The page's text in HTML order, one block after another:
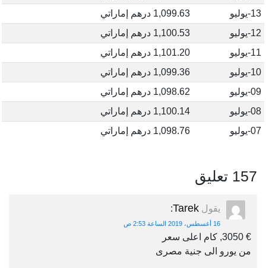
13-يوليو
1,099.63 درهم إماراتي
12-يوليو
1,100.53 درهم إماراتي
11-يوليو
1,101.20 درهم إماراتي
10-يوليو
1,099.36 درهم إماراتي
09-يوليو
1,098.62 درهم إماراتي
08-يوليو
1,100.14 درهم إماراتي
07-يوليو
1,098.76 درهم إماراتي
157 تعليق
يقول Tarek
:
16 أغسطس، 2019 الساعة 2:53 ص
€ 3050, كام اعلى سعر
من يورو الى جنية مصرى